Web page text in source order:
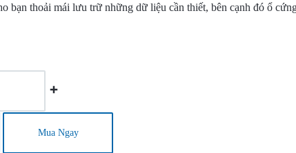
bạn thoải mái lưu trữ những dữ liệu cần thiết, bên cạnh đó ổ
Mua Ngay